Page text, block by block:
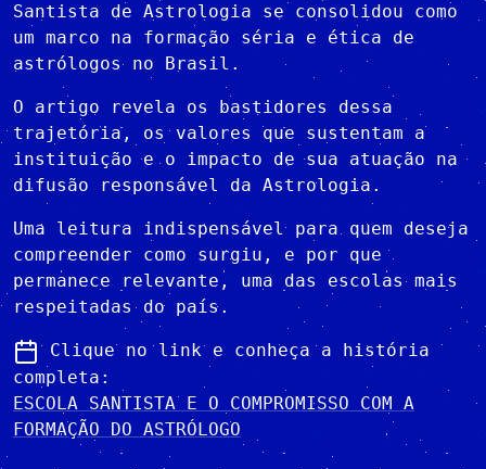
Santista de Astrologia se consolidou como
um marco na formação séria e ética de
astrólogos no Brasil.
O artigo revela os bastidores dessa
trajetória, os valores que sustentam a
instituição e o impacto de sua atuação na
difusão responsável da Astrologia.
Uma leitura indispensável para quem deseja
compreender como surgiu, e por que
permanece relevante, uma das escolas mais
respeitadas do país.
Clique no link e conheça a história
completa:
ESCOLA SANTISTA E O COMPROMISSO COM A
FORMAÇÃO DO ASTRÓLOGO